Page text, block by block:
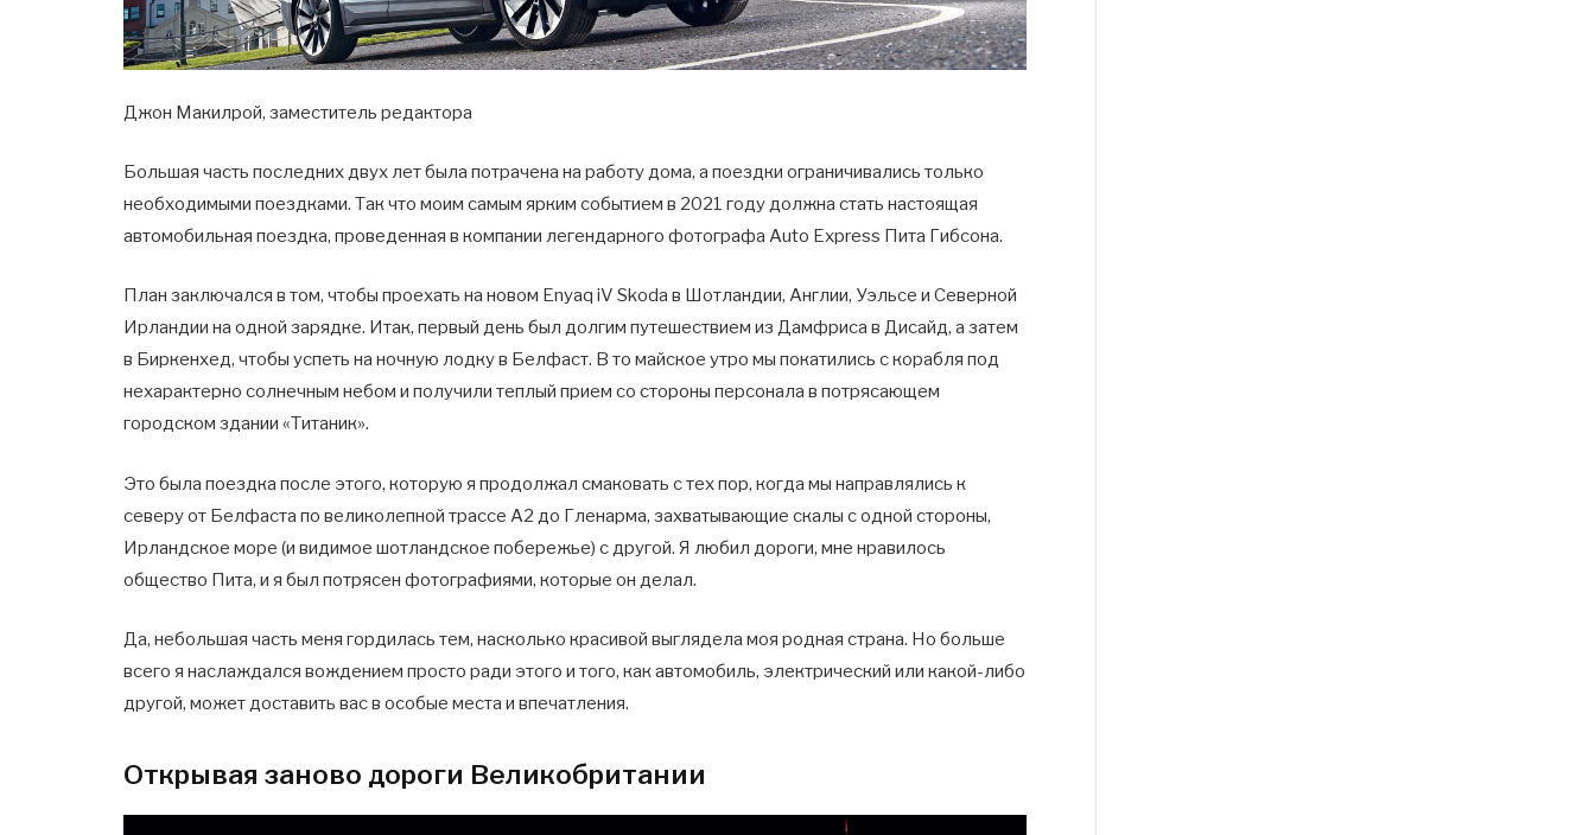
Джон Макилрой, заместитель редактора
Большая часть последних двух лет была потрачена на работу дома, а поездки ограничивались только
необходимыми поездками. Так что моим самым ярким событием в 2021 году должна стать настоящая
автомобильная поездка, проведенная в компании легендарного фотографа Auto Express Пита Гибсона.
План заключался в том, чтобы проехать на новом Enyaq iV Skoda в Шотландии, Англии, Уэльсе и Северной
Ирландии на одной зарядке. Итак, первый день был долгим путешествием из Дамфриса в Дисайд, а затем
в Биркенхед, чтобы успеть на ночную лодку в Белфаст. В то майское утро мы покатились с корабля под
нехарактерно солнечным небом и получили теплый прием со стороны персонала в потрясающем
городском здании «Титаник».
Это была поездка после этого, которую я продолжал смаковать с тех пор, когда мы направлялись к
северу от Белфаста по великолепной трассе A2 до Гленарма, захватывающие скалы с одной стороны,
Ирландское море (и видимое шотландское побережье) с другой. Я любил дороги, мне нравилось
общество Пита, и я был потрясен фотографиями, которые он делал.
Да, небольшая часть меня гордилась тем, насколько красивой выглядела моя родная страна. Но больше
всего я наслаждался вождением просто ради этого и того, как автомобиль, электрический или какой-либо
другой, может доставить вас в особые места и впечатления.
Открывая заново дороги Великобритании